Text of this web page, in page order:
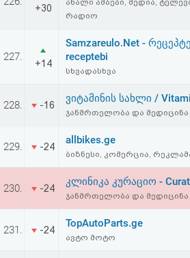
შეთანხმება
პასუხისმგებლობის
უარყოფა
+30
ახალი ამბები, მედია,
რადიო
227.
+14
Samzareulo.Net -
receptebi
სხვადასხვა
228. -16
ვიტამინის სახლი /
ჯანმრთელობა და მედიცინა
229. -24
allbikes.ge
ბიზნესი, კომერცია,
230. -24
კლინიკა კურაციო -
ჯანმრთელობა და მედიცინა
231. -24
TopAutoParts.ge
ავტო მოტო